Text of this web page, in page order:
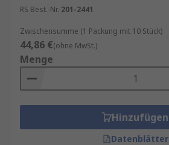
RS Best.-Nr. 201-2441
Zwischensumme (1 Packung mit 10 Stück)
44,86 €(ohne MwSt.)
Menge
Hinzufügen
Datenblätter